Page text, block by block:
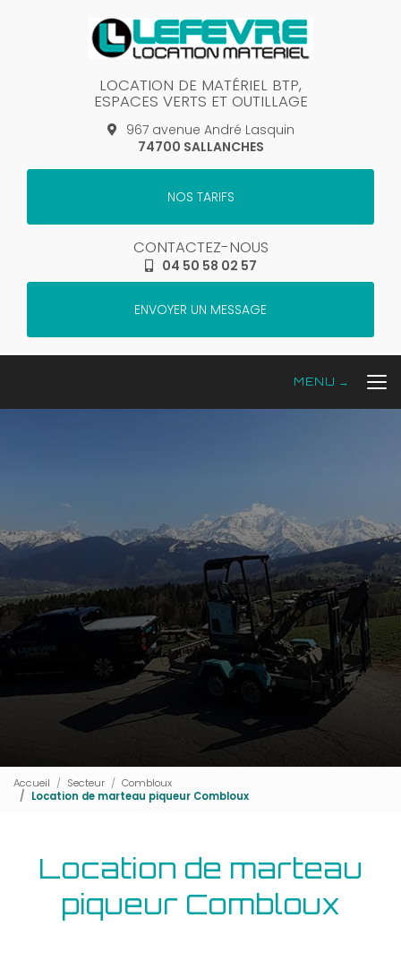
LOCATION DE MATÉRIEL BTP,
ESPACES VERTS ET OUTILLAGE
967 avenue André Lasquin
74700 SALLANCHES
NOS TARIFS
CONTACTEZ-NOUS
04 50 58 02 57
ENVOYER UN MESSAGE
Accueil Secteur
Combloux
Location de marteau piqueur Combloux
Location de marteau
piqueur Combloux